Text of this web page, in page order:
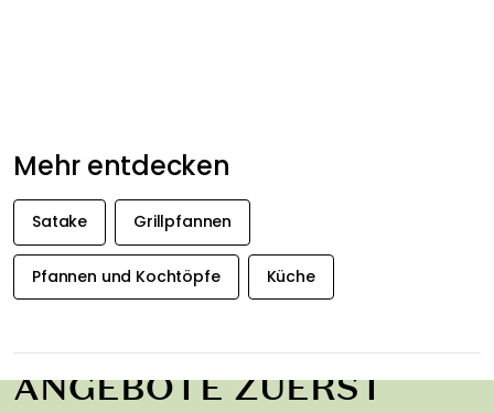
Mehr entdecken
Satake Grillpfannen
Pfannen und Kochtöpfe Küche
INSPIRATION &
ANGEBOTE ZUERST